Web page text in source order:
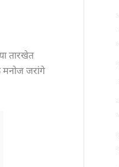
तारखेत
मनोज जरांगे